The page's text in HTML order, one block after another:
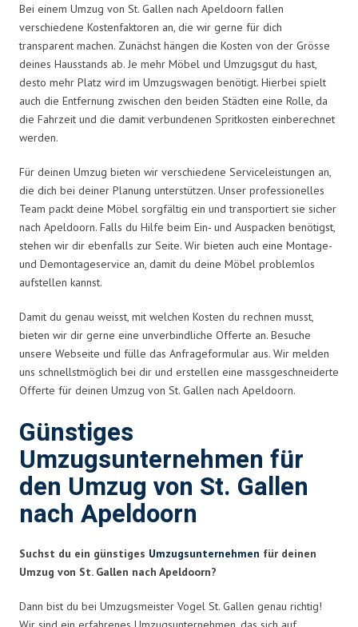
Bei einem Umzug von St. Gallen nach Apeldoorn fallen
verschiedene Kostenfaktoren an, die wir gerne für dich
transparent machen. Zunächst hängen die Kosten von der Grösse
deines Hausstands ab. Je mehr Möbel und Umzugsgut du hast,
desto mehr Platz wird im Umzugswagen benötigt. Hierbei spielt
auch die Entfernung zwischen den beiden Städten eine Rolle, da
die Fahrzeit und die damit verbundenen Spritkosten einberechnet
werden.
Für deinen Umzug bieten wir verschiedene Serviceleistungen an,
die dich bei deiner Planung unterstützen. Unser professionelles
Team packt deine Möbel sorgfältig ein und transportiert sie sicher
nach Apeldoorn. Falls du Hilfe beim Ein- und Auspacken benötigst,
stehen wir dir ebenfalls zur Seite. Wir bieten auch eine Montage-
und Demontageservice an, damit du deine Möbel problemlos
aufstellen kannst.
Damit du genau weisst, mit welchen Kosten du rechnen musst,
bieten wir dir gerne eine unverbindliche Offerte an. Besuche
unsere Webseite und fülle das Anfrageformular aus. Wir melden
uns schnellstmöglich bei dir und erstellen eine massgeschneiderte
Offerte für deinen Umzug von St. Gallen nach Apeldoorn.
Günstiges
Umzugsunternehmen für
den Umzug von St. Gallen
nach Apeldoorn
Suchst du ein günstiges Umzugsunternehmen für deinen
Umzug von St. Gallen nach Apeldoorn?
Dann bist du bei Umzugsmeister Vogel St. Gallen genau richtig!